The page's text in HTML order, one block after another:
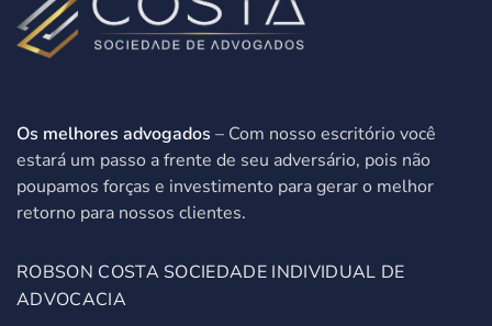
Os melhores advogados – Com nosso escritório você
estará um passo a frente de seu adversário, pois não
poupamos forças e investimento para gerar o melhor
retorno para nossos clientes.
ROBSON COSTA SOCIEDADE INDIVIDUAL DE
ADVOCACIA